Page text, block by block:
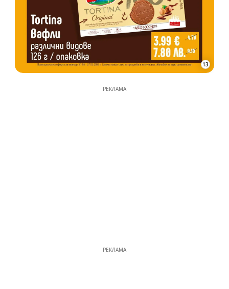
13
РЕКЛАМА
РЕКЛАМА